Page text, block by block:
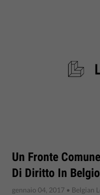
Un Fronte
Di Diritto In Belgio
gennaio 04, 2017 • Belgian